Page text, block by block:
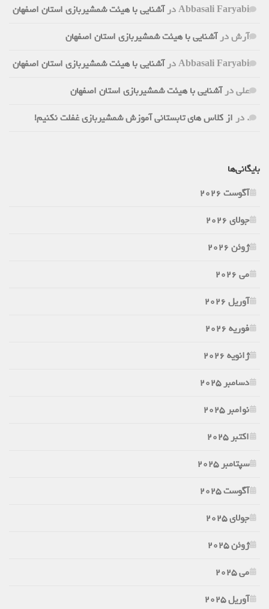
Abbasali Faryabiدرآشنایی با هیئت شمشیربازی استان اصفهان
آرشدرآشنایی با هیئت شمشیربازی استان اصفهان
Abbasali Faryabiدرآشنایی با هیئت شمشیربازی استان اصفهان
علیدرآشنایی با هیئت شمشیربازی استان اصفهان
.دراز کلاس های تابستانی آموزش شمشیربازی غفلت نکنیم!
بایگانی‌ها
آگوست 2026
جولای 2026
ژوئن 2026
می 2026
آوریل 2026
فوریه 2026
ژانویه 2026
دسامبر 2025
نوامبر 2025
اکتبر 2025
سپتامبر 2025
آگوست 2025
جولای 2025
ژوئن 2025
می 2025
آوریل 2025